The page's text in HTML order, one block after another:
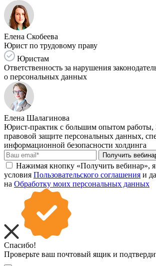
Елена Скобеева
Юрист по трудовому праву
Юристам
Ответственность за нарушения
о персональных данных
Елена Шалагинова
Юрист-практик с большим опытом работы,
правовой защите персональных данных,
информационной безопасности холдинга
Получить
Нажимая кнопку «Получить вебинар»,
условия Пользовательского соглашения и
на Обработку моих персональных данных
Спасибо!
Проверьте ваш почтовый ящик и